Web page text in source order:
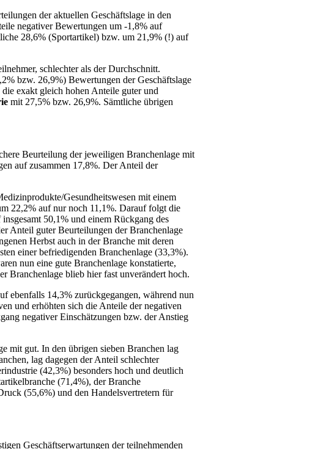
der aktuellen Geschäftslage in den
negativer Bewertungen um -1,8% auf
28,6% (Sportartikel) bzw. um 21,9% (!) auf
schlechter als der Durchschnitt.
bzw. 26,9%) Bewertungen der Geschäftslage
exakt gleich hohen Anteile guter und
mit 27,5% bzw. 26,9%. Sämtliche übrigen
Beurteilung der jeweiligen Branchenlage mit
auf zusammen 17,8%. Der Anteil der
Gesundheitswesen mit einem
22,2% auf nur noch 11,1%. Darauf folgt die
50,1% und einem Rückgang des
Anteil guter Beurteilungen der Branchenlage
Herbst auch in der Branche mit deren
einer befriedigenden Branchenlage (33,3%).
nun eine gute Branchenlage konstatierte,
Branchenlage blieb hier fast unverändert hoch.
ebenfalls 14,3% zurückgegangen, während nun
und erhöhten sich die Anteile der negativen
negativer Einschätzungen bzw. der Anstieg
mit gut. In den übrigen sieben Branchen lag
lag dagegen der Anteil schlechter
(42,3%) besonders hoch und deutlich
(71,4%), der Branche
(55,6%) und den Handelsvertretern für
Geschäftserwartungen der teilnehmenden